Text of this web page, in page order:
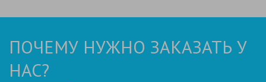
ПОЧЕМУ НУЖНО ЗАКАЗАТЬ У
НАС?